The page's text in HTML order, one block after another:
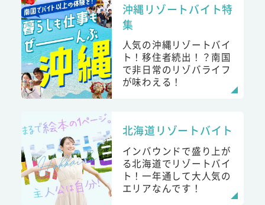
沖縄リゾートバイト特
集
人気の沖縄リゾートバイ
ト！移住者続出！？南国
で非日常のリゾバライフ
が味わえる！
北海道リゾートバイト
インバウンドで盛り上が
る北海道でリゾートバイ
ト！一年通して大人気の
エリアなんです！